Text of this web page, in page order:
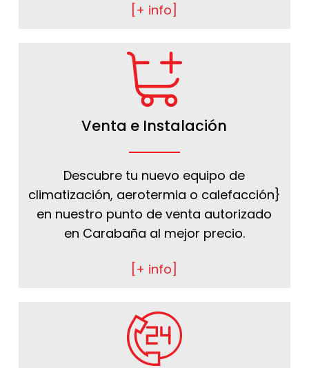
[+ info]
Venta e Instalación
Descubre tu nuevo equipo de
climatización, aerotermia o calefacción}
en nuestro punto de venta autorizado
en Carabaña al mejor precio.
[+ info]